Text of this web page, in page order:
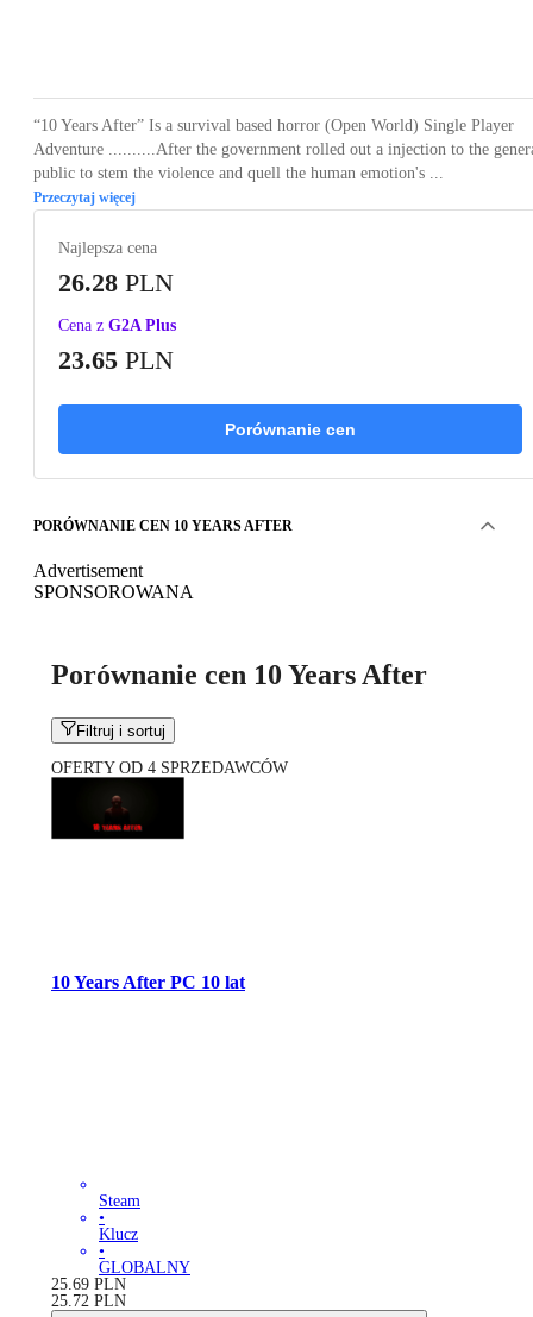
“10 Years After” Is a survival based horror (Open World) Single Player
Adventure ..........After the government rolled out a injection to the
public to stem the violence and quell the human emotion's ...
Przeczytaj więcej
Najlepsza cena
26.28 PLN
Cena z G2A Plus
23.65 PLN
Porównanie cen
PORÓWNANIE CEN 10 YEARS AFTER
Advertisement
SPONSOROWANA
Porównanie cen 10 Years After
Filtruj i sortuj
OFERTY OD 4 SPRZEDAWCÓW
10 Years After PC 10 lat
Steam
•
Klucz
•
GLOBALNY
25.69 PLN
25.72 PLN